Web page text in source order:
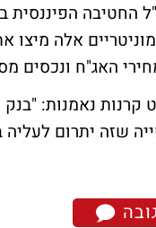
החטיבה הפיננסית
אלה
האג"ח ונכסים
קרנות נאמנות:
שזה יתרום